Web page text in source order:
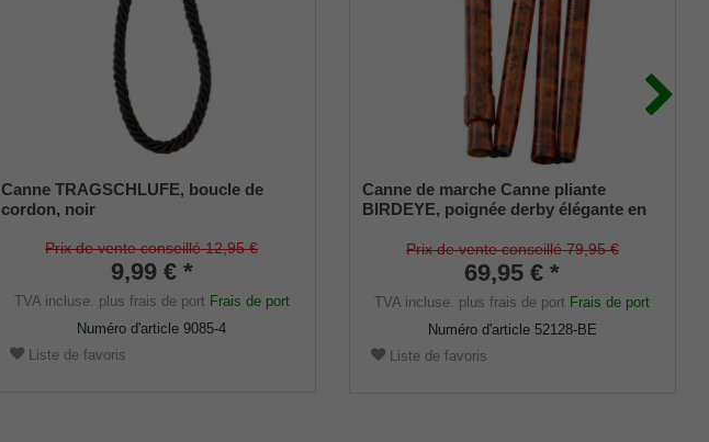
Canne TRAGSCHLUFE, boucle de
cordon, noir
Prix de vente conseillé 12,95 €
9,99 € *
TVA incluse. plus frais de port Frais de port
Numéro d'article9085-4
Liste de favoris
Canne de marche Canne pliante
BIRDEYE, poignée derby élégante en
métal léger stable au design Birdeye,
réglable en hauteur, pliable,
amortisseur mince inclus.
Prix de vente conseillé 79,95 €
69,95 € *
TVA incluse. plus frais de port Frais de port
Numéro d'article 52128-BE
Liste de favoris